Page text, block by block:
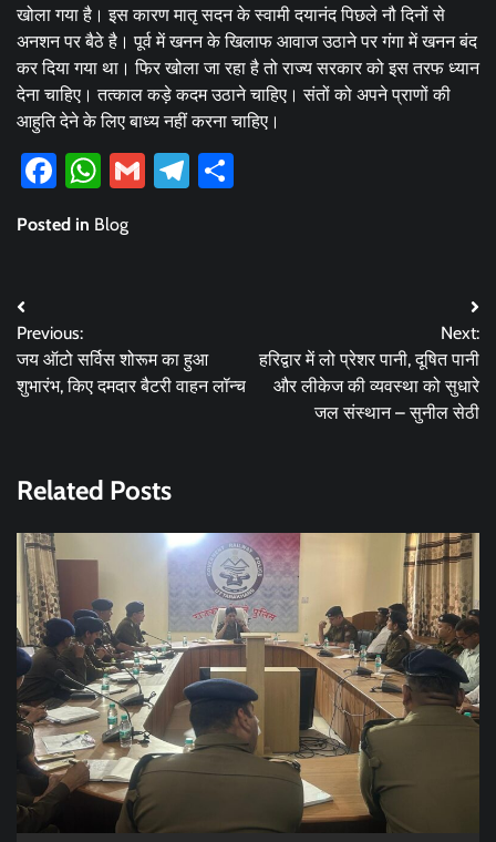
खोला गया है। इस कारण मातृ सदन के स्वामी दयानंद पिछले नौ दिनों से
अनशन पर बैठे है। पूर्व में खनन के खिलाफ आवाज उठाने पर गंगा में खनन बंद
कर दिया गया था। फिर खोला जा रहा है तो राज्य सरकार को इस तरफ ध्यान
देना चाहिए। तत्काल कड़े कदम उठाने चाहिए। संतों को अपने प्राणों की
आहुति देने के लिए बाध्य नहीं करना चाहिए।
Facebook
WhatsApp
GmailTelegram
Posted in Blog
Post
navigation
Previous:
जय ऑटो सर्विस शोरूम का हुआ
शुभारंभ, किए दमदार बैटरी वाहन लॉन्च
Next:
हरिद्वार में लो प्रेशर पानी, दूषित पानी
और लीकेज की व्यवस्था को सुधारे
जल संस्थान – सुनील सेठी
Related Posts